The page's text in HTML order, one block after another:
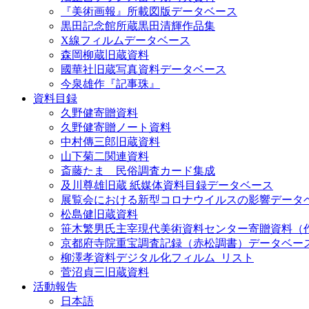
『美術画報』所載図版データベース
黒田記念館所蔵黒田清輝作品集
X線フィルムデータベース
森岡柳蔵旧蔵資料
國華社旧蔵写真資料データベース
今泉雄作『記事珠』
資料目録
久野健寄贈資料
久野健寄贈ノート資料
中村傳三郎旧蔵資料
山下菊二関連資料
斎藤たま 民俗調査カード集成
及川尊雄旧蔵 紙媒体資料目録データベース
展覧会における新型コロナウイルスの影響データ
松島健旧蔵資料
笹木繁男氏主宰現代美術資料センター寄贈資料（
京都府寺院重宝調査記録（赤松調書）データベー
柳澤孝資料デジタル化フィルム_リスト
菅沼貞三旧蔵資料
活動報告
日本語